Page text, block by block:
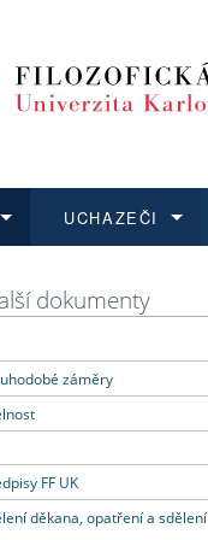
více
UCHAZEČI
více
více
více
dokumenty
záměry
FF UK
děkana, opatření a sdělení